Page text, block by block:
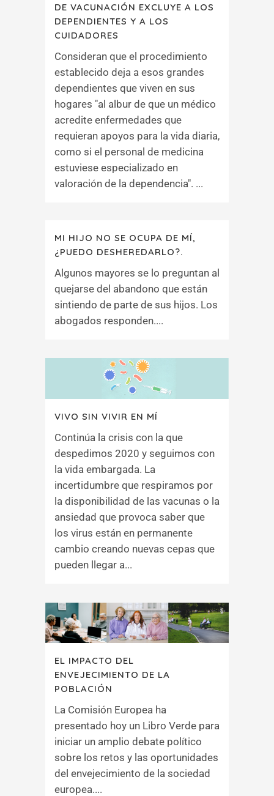
DE VACUNACIÓN EXCLUYE A LOS
DEPENDIENTES Y A LOS
CUIDADORES
Consideran que el procedimiento
establecido deja a esos grandes
dependientes que viven en sus
hogares "al albur de que un médico
acredite enfermedades que
requieran apoyos para la vida diaria,
como si el personal de medicina
estuviese especializado en
valoración de la dependencia". ...
MI HIJO NO SE OCUPA DE MÍ,
¿PUEDO DESHEREDARLO?.
Algunos mayores se lo preguntan al
quejarse del abandono que están
sintiendo de parte de sus hijos. Los
abogados responden....
VIVO SIN VIVIR EN MÍ
Continúa la crisis con la que
despedimos 2020 y seguimos con
la vida embargada. La
incertidumbre que respiramos por
la disponibilidad de las vacunas o la
ansiedad que provoca saber que
los virus están en permanente
cambio creando nuevas cepas que
pueden llegar a...
EL IMPACTO DEL
ENVEJECIMIENTO DE LA
POBLACIÓN
La Comisión Europea ha
presentado hoy un Libro Verde para
iniciar un amplio debate político
sobre los retos y las oportunidades
del envejecimiento de la sociedad
europea....